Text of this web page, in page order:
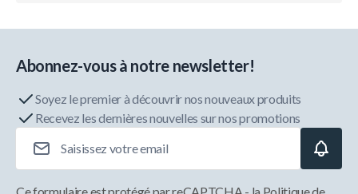
Abonnez-vous à notre newsletter!
Soyez le premier à découvrir nos nouveaux produits
Recevez les dernières nouvelles sur nos promotions